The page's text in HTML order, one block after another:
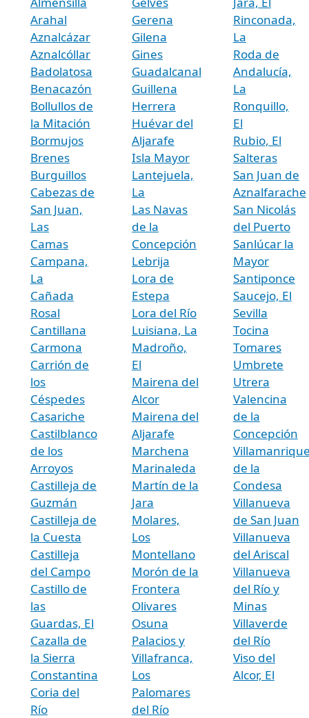
Arahal
Aznalcázar
Aznalcóllar
Badolatosa
Benacazón
Bollullos de
la Mitación
Bormujos
Brenes
Burguillos
Cabezas de
San Juan,
Las
Camas
Campana,
La
Cañada
Rosal
Cantillana
Carmona
Carrión de
los
Céspedes
Casariche
Castilblanco
de los
Arroyos
Castilleja de
Guzmán
Castilleja de
la Cuesta
Castilleja
del Campo
Castillo de
las
Guardas, El
Cazalla de
la Sierra
Constantina
Coria del
Río
Gerena
Gilena
Gines
Guadalcanal
Guillena
Herrera
Huévar del
Aljarafe
Isla Mayor
Lantejuela,
La
Las Navas
de la
Concepción
Lebrija
Lora de
Estepa
Lora del Río
Luisiana, La
Madroño,
El
Mairena del
Alcor
Mairena del
Aljarafe
Marchena
Marinaleda
Martín de la
Jara
Molares,
Los
Montellano
Morón de la
Frontera
Olivares
Osuna
Palacios y
Villafranca,
Los
Palomares
del Río
Rinconada,
La
Roda de
Andalucía,
La
Ronquillo,
El
Rubio, El
Salteras
San Juan de
Aznalfarache
San Nicolás
del Puerto
Sanlúcar la
Mayor
Santiponce
Saucejo, El
Sevilla
Tocina
Tomares
Umbrete
Utrera
Valencina
de la
Concepción
de la
Condesa
Villanueva
de San Juan
Villanueva
del Ariscal
Villanueva
del Río y
Minas
Villaverde
del Río
Viso del
Alcor, El